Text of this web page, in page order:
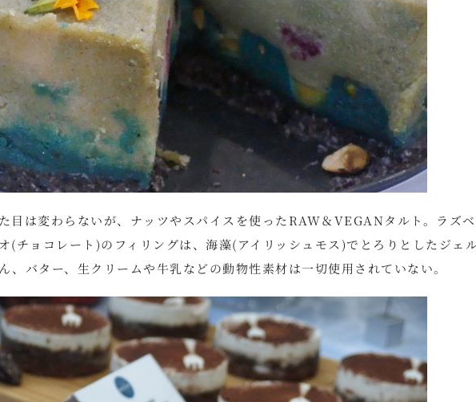
目は変わらないが、ナッツやスパイスを使ったRAW＆VEGANタルト。ラズ
(チョコレート)のフィリングは、海藻(アイリッシュモス)でとろりとしたジェ
、バター、生クリームや牛乳などの動物性素材は一切使用されていない。